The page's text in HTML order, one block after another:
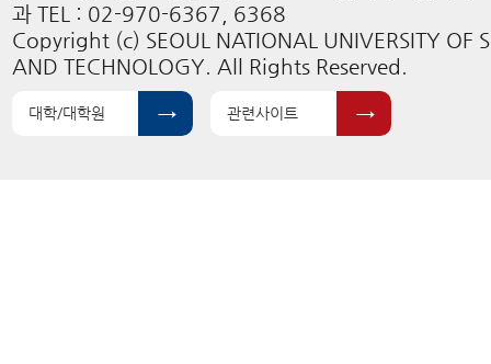
과 TEL : 02-970-6367, 6368
Copyright (c) SEOUL NATIONAL UNIVERSITY OF
AND TECHNOLOGY. All Rights Reserved.
대학/대학원 관련사이트